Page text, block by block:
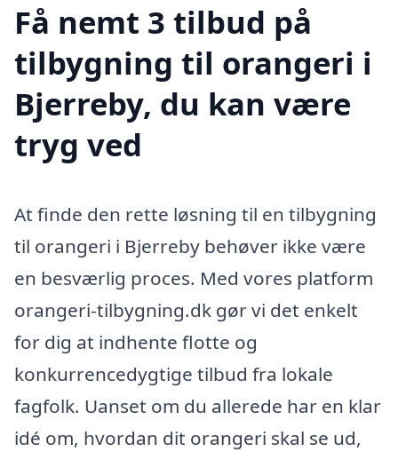
Få nemt 3 tilbud på
tilbygning til orangeri i
Bjerreby, du kan være
tryg ved
At finde den rette løsning til en tilbygning
til orangeri i Bjerreby behøver ikke være
en besværlig proces. Med vores platform
orangeri-tilbygning.dk gør vi det enkelt
for dig at indhente flotte og
konkurrencedygtige tilbud fra lokale
fagfolk. Uanset om du allerede har en klar
idé om, hvordan dit orangeri skal se ud,